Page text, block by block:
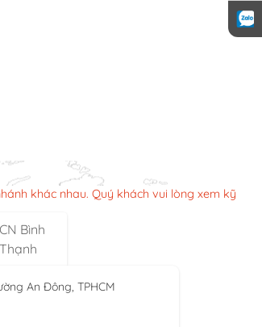
khác nhau. Quý khách vui lòng xem kỹ
CN Bình
Thạnh
An Đông, TPHCM